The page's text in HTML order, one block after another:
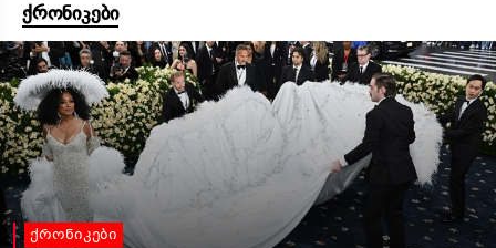
ქრონიკები
ქრონიკები